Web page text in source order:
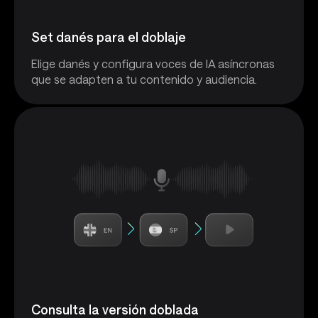
Set danés para el doblaje
Elige danés y configura voces de IA asíncronas
que se adapten a tu contenido y audiencia.
Consulta la versión doblada